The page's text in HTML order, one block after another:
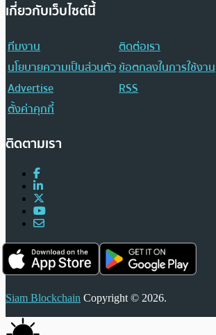
เกี่ยวกับเว็บไซต์นี้
ทีมงาน
ติดต่อเรา
นโยบายความเป็นส่วนตัวข้อตกลงในการใช้งาน
Advertise
RSS
ตั้งค่าคุกกี้
ติดตามเรา
Siam Blockchain Copyright © 2026.